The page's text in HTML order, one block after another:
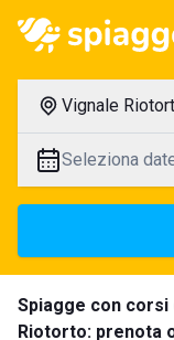
Vignale
Seleziona
Spiagge con
Riotorto: prenota